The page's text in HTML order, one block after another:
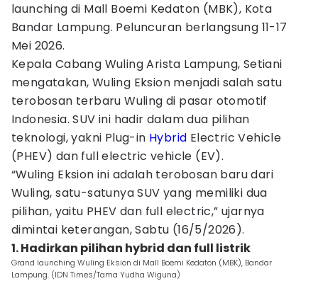
launching di Mall Boemi Kedaton (MBK), Kota
Bandar Lampung. Peluncuran berlangsung 11-17
Mei 2026.
Kepala Cabang Wuling Arista Lampung, Setiani
mengatakan, Wuling Eksion menjadi salah satu
terobosan terbaru Wuling di pasar otomotif
Indonesia. SUV ini hadir dalam dua pilihan
teknologi, yakni Plug-in Hybrid Electric Vehicle
(PHEV) dan full electric vehicle (EV).
“Wuling Eksion ini adalah terobosan baru dari
Wuling, satu-satunya SUV yang memiliki dua
pilihan, yaitu PHEV dan full electric,” ujarnya
dimintai keterangan, Sabtu (16/5/2026).
1. Hadirkan pilihan hybrid dan full listrik
Grand launching Wuling Eksion di Mall Boemi Kedaton (MBK), Bandar
Lampung. (IDN Times/Tama Yudha Wiguna)